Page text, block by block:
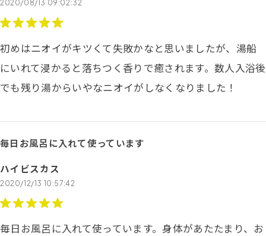
2020/08/13 09:02:32
初めはニオイがキツくて失敗かなと思いましたが、湯船
にいれて浸かると落ちつく香りで癒されます。数人入浴後
でも残り湯からいやなニオイがしなくなりました！
毎日お風呂に入れて使っています
ハイビスカス
2020/12/13 10:57:42
毎日お風呂に入れて使っています。身体があたたまり、お